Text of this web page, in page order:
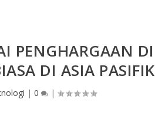
PENGHARGAAN DI
DI ASIA PASIFIK
|0 |